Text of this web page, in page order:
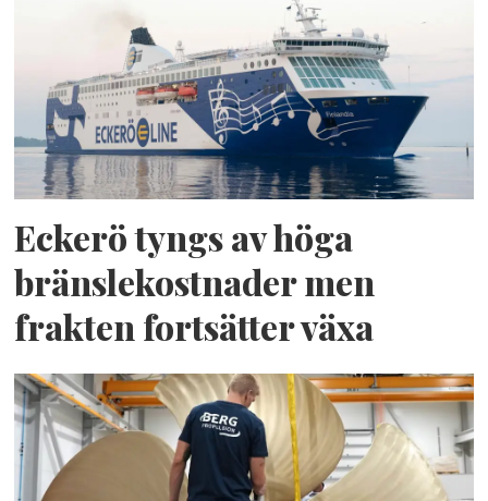
Eckerö tyngs av höga
bränslekostnader men
frakten fortsätter växa